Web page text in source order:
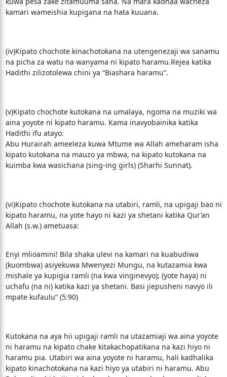
kamari wameishia kupigana na hata kuuana.
(iv)Kipato chochote kinachotokana na utengenezaji wa sanamu
na picha za watu na wanyama ni kipato haramu.Rejea katika
Hadithi zilizotolewa chini ya “Biashara haramu”.
(v)Kipato chochote kutokana na umalaya, ngoma na muziki wa
aina yoyote ni kipato haramu. Kama inavyobainika katika
Hadithi ifu atayo:
Abu Hurairah ameeleza kuwa Mtume wa Allah ameharam isha
kipato kutokana na mauzo ya mbwa, na kipato kutokana na
kuimba kwa wasichana (sing-ing girls) (Sharhi Sunnat).
(vi)Kipato chochote kutokana na utabiri, ramli, na upigaji bao ni
kipato haramu, na yote hayo ni kazi ya shetani katika Qur’an
Allah (s.w.) ametuasa:
Enyi mlioamini! Bila shaka ulevi na kamari na kuabudiwa
(kuombwa) asiyekuwa Mwenyezi Mungu, na kutazamia kwa
mishale ya kupigia ramli (na kwa vinginevyo); (yote haya) ni
uchafu (na ni) katika kazi ya shetani. Basi jiepusheni navyo ili
mpate kufaulu” (5:90)
Kutokana na aya hii upigaji ramli na utazamiaji wa aina yoyote
ni haramu na kipato chake kitakachopatikana na kazi hiyo ni
haramu pia. Utabiri wa aina yoyote ni haramu, hali kadhalika
kipato kinachotokana na kazi hiyo ya utabiri ni haramu. Abu